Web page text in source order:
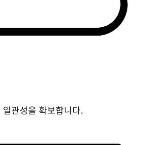
관성을 확보합니다.